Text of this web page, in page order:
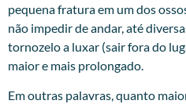
pequena fratura em um dos
não impedir de andar, até
tornozelo a luxar (sair fora do
maior e mais prolongado.
Em outras palavras, quanto